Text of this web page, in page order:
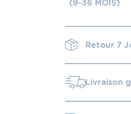
(9-36 MOIS)
Retour 7
Livraison